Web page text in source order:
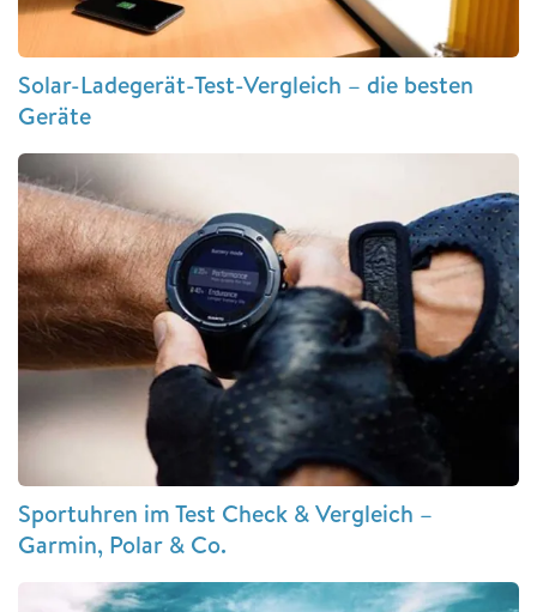
Solar-Ladegerät-Test-Vergleich – die besten
Geräte
Sportuhren im Test Check & Vergleich –
Garmin, Polar & Co.